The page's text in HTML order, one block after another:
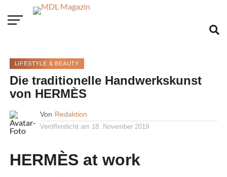
LIFESTYLE & BEAUTY
Die traditionelle Handwerkskunst
von HERMÈS
Von Redaktion
Veröffentlicht am 18. November 2019
HERMÈS at work